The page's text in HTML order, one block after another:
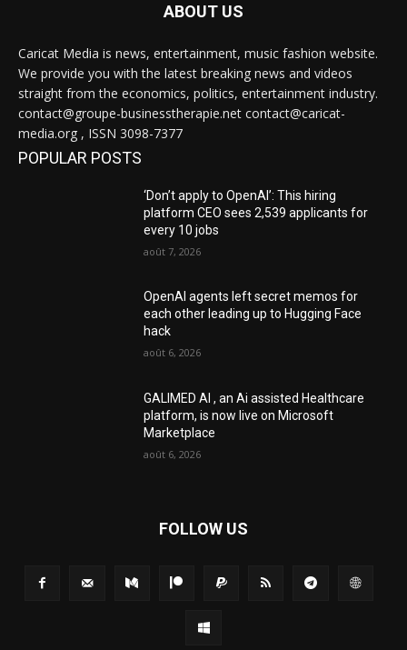
ABOUT US
Caricat Media is news, entertainment, music fashion website.
We provide you with the latest breaking news and videos
straight from the economics, politics, entertainment industry.
contact@groupe-businesstherapie.net contact@caricat-
media.org , ISSN 3098-7377
POPULAR POSTS
‘Don’t apply to OpenAI’: This hiring
platform CEO sees 2,539 applicants for
every 10 jobs
août 7, 2026
OpenAI agents left secret memos for
each other leading up to Hugging Face
hack
août 6, 2026
GALIMED AI , an Ai assisted Healthcare
platform, is now live on Microsoft
Marketplace
août 6, 2026
FOLLOW US